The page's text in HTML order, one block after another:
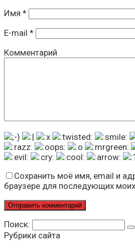
Имя *
E-mail *
Комментарий
Сохранить моё имя, email и
браузере для последующих
Поиск:
Рубрики сайта